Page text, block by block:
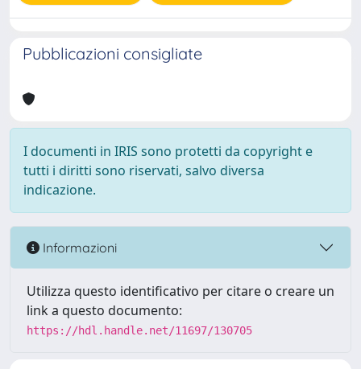
Pubblicazioni consigliate
I documenti in IRIS sono protetti da copyright e
tutti i diritti sono riservati, salvo diversa
indicazione.
Informazioni
Utilizza questo identificativo per citare o creare un
link a questo documento:
https://hdl.handle.net/11697/130705